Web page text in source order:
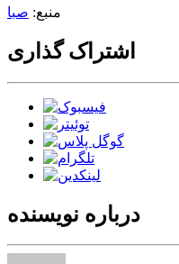
منبع: صبا
اشتراک گذاری
درباره نویسنده